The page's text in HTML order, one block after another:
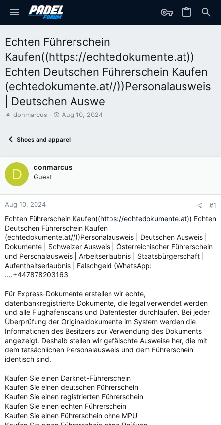
Echten Führerschein
Kaufen((https://echtedokumente.at))
Echten Deutschen Führerschein Kaufen
(echtedokumente.at//))Personalausweis
| Deutschen Auswe
T
d
a
r
t
r
donmarcus
S
r
d
a
Aug 10, 2024
Shoes and apparel
D donmarcus
Guest
Aug 10, 2024 #1
Echten Führerschein Kaufen((https://echtedokumente.at)) Echten
Deutschen Führerschein Kaufen
(echtedokumente.at//))Personalausweis | Deutschen Ausweis |
Dokumente | Schweizer Ausweis | Österreichischer Führerschein
und Personalausweis | Arbeitserlaubnis | Staatsbürgerschaft |
Aufenthaltserlaubnis | Falschgeld (WhatsApp:
....+447878203163
Für Express-Dokumente erstellen wir echte,
datenbankregistrierte Dokumente, die legal verwendet werden
und alle Flughafenscans und Datentester durchlaufen. Bei jeder
Überprüfung der Originaldokumente im System werden die
Informationen des Besitzers zur Verwendung des Dokuments
angezeigt. Deshalb stellen wir gefälschte Ausweise her, die mit
dem tatsächlichen Personalausweis und dem Führerschein
identisch sind.
Kaufen Sie einen Darknet-Führerschein
Kaufen Sie einen deutschen Führerschein
Kaufen Sie einen registrierten Führerschein
Kaufen Sie einen echten Führerschein
Kaufen Sie einen Führerschein ohne MPU